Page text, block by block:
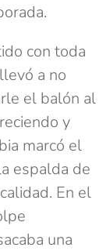
con toda
a no
el balón al
y
marcó el
espalda de
En el
una